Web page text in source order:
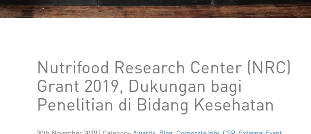
Nutrifood Research Center (NRC)
Grant 2019, Dukungan bagi
Penelitian di Bidang Kesehatan